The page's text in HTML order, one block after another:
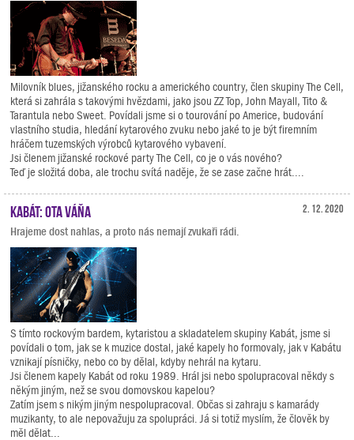
Milovník blues, jižanského rocku a amerického country, člen skupiny The Cell,
která si zahrála s takovými hvězdami, jako jsou ZZ Top, John Mayall, Tito &
Tarantula nebo Sweet. Povídali jsme si o tourování po Americe, budování
vlastního studia, hledání kytarového zvuku nebo jaké to je být firemním
hráčem tuzemských výrobců kytarového vybavení.
Jsi členem jižanské rockové party The Cell, co je o vás nového?
Teď je složitá doba, ale trochu svítá naděje, že se zase začne hrát....
2. 12. 2020
Kabát: Ota Váňa
Hrajeme dost nahlas, a proto nás nemají zvukaři rádi.
S tímto rockovým bardem, kytaristou a skladatelem skupiny Kabát, jsme si
povídali o tom, jak se k muzice dostal, jaké kapely ho formovaly, jak v Kabátu
vznikají písničky, nebo co by dělal, kdyby nehrál na kytaru.
Jsi členem kapely Kabát od roku 1989. Hrál jsi nebo spolupracoval někdy s
někým jiným, než se svou domovskou kapelou?
Zatím jsem s nikým jiným nespolupracoval. Občas si zahraju s kamarády
muzikanty, to ale nepovažuju za spolupráci. Já si totiž myslím, že člověk by
měl dělat...